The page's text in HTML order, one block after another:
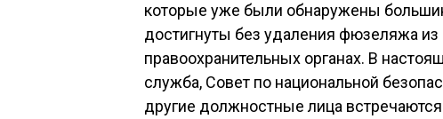
которые уже были обнаружены
достигнуты без удаления фюзеляжа
правоохранительных органах. В
служба, Совет по национальной
другие должностные лица